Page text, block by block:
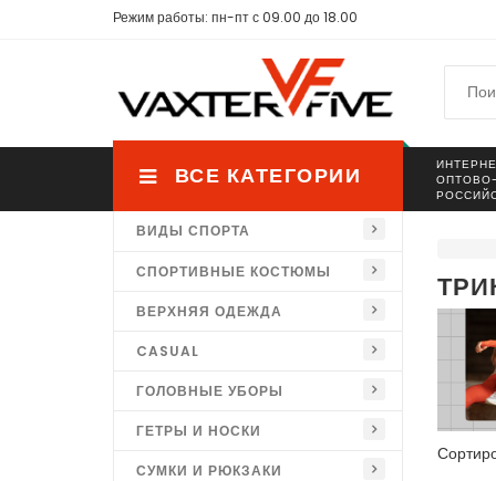
Режим работы: пн-пт с 09.00 до 18.00
ВСЕ КАТЕГОРИИ
ВИДЫ СПОРТА
СПОРТИВНЫЕ КОСТЮМЫ
ВЕРХНЯЯ ОДЕЖДА
CASUAL
ГОЛОВНЫЕ УБОРЫ
ГЕТРЫ И НОСКИ
СУМКИ И РЮКЗАКИ